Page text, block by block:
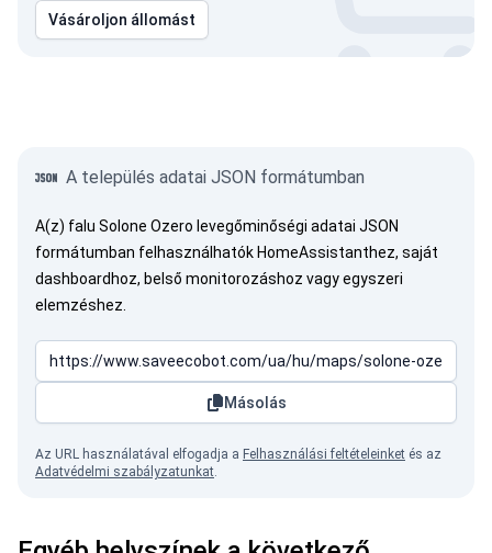
Vásároljon állomást
A település adatai JSON formátumban
A(z) falu Solone Ozero levegőminőségi adatai JSON
formátumban felhasználhatók HomeAssistanthez, saját
dashboardhoz, belső monitorozáshoz vagy egyszeri
elemzéshez.
Másolás
Az URL használatával elfogadja a Felhasználási feltételeinket és az
Adatvédelmi szabályzatunkat.